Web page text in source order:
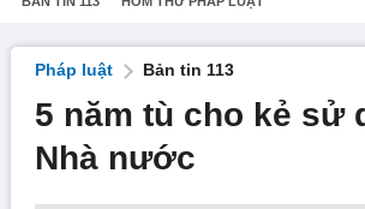
Pháp luật Bản tin 113
5 năm tù cho kẻ sử
Nhà nước